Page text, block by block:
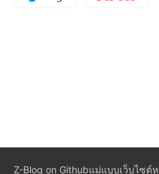
Z-Blog on Githubแม่แบบเว็บไซต์